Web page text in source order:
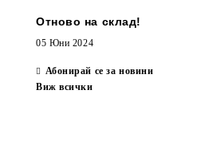
Отново на склад!
05 Юни 2024
Абонирай се за новини
Виж всички